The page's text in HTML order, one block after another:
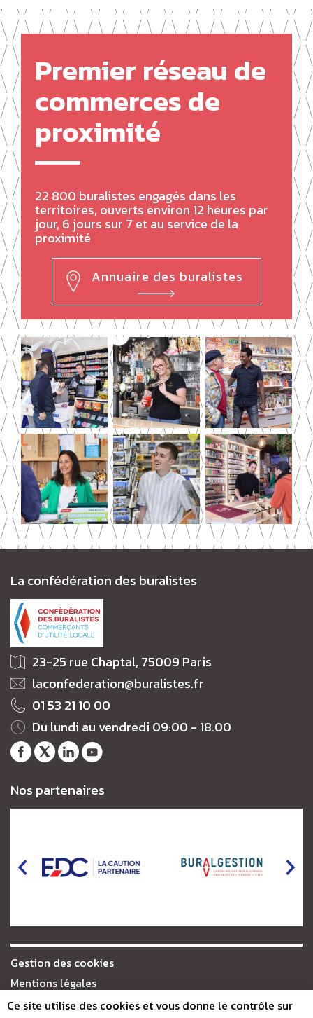
Premier réseau de
commerces de
proximité
22 800 buralistes engagés dans les
territoires, ouverts environ 12 heures par
jour, 6 jours sur 7 et au service de la
proximité
Annuaire des buralistes
La confédération des buralistes
23-25 rue Chaptal, 75009 Paris
laconfederation@buralistes.fr
01 53 21 10 00
Du lundi au vendredi 09:00 - 18.00
Notre
Facebook
TwitterLinkedIn
Youtube
Nos partenaires
Gestion des cookies
Mentions légales
Plan du site
Ce site utilise des cookies et vous donne le contrôle sur